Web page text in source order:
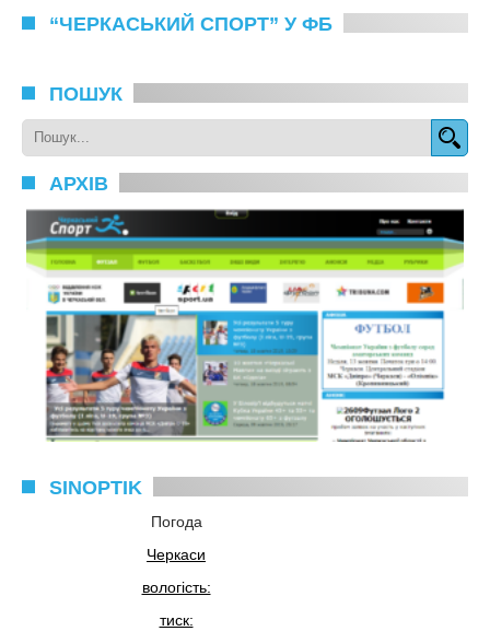
“ЧЕРКАСЬКИЙ СПОРТ” У ФБ
ПОШУК
АРХІВ
SINOPTIK
Погода
Черкаси
вологість:
тиск: